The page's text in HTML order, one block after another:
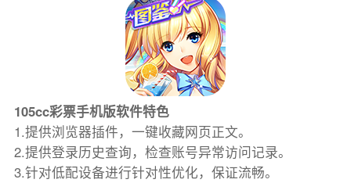
105cc彩票手机版软件特色
1.提供浏览器插件，一键收藏网页正文。
2.提供登录历史查询，检查账号异常访问记录。
3.针对低配设备进行针对性优化，保证流畅。